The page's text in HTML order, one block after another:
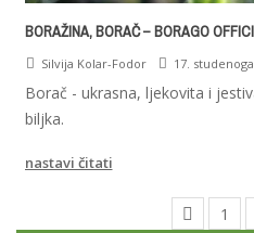
BORAŽINA, BORAČ – BORAGO
Silvija Kolar-Fodor 17.
Borač - ukrasna, ljekovita i
biljka.
nastavi čitati
1